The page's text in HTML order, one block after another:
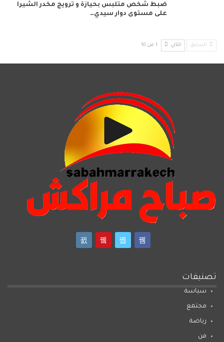
ضبط شخص متلبس بحيازة و ترويج مخدر الشيرا
على مستوى دوار سيدي…
السابق التالي 1 من 10
تصنيفات
سياسة
مجتمع
رياضة
فن